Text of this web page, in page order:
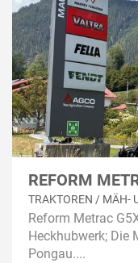
REFORM
TRAKTOREN / MÄH-
Reform Metrac
Heckhubwerk; Die
Pongau....